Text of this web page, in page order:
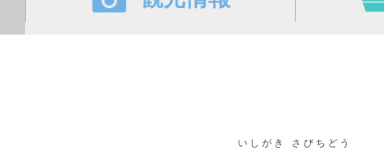
いしがき さびちどう